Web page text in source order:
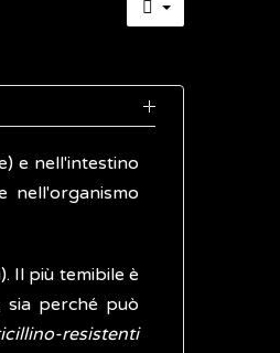
e nell'intestino
nell'organismo
Il più temibile è
sia perché può
resistenti